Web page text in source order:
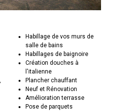
Habillage de vos murs de
salle de bains
Habillages de baignoire
Création douches à
l'italienne
Plancher chauffant
Neuf et Rénovation
Amélioration terrasse
Pose de parquets